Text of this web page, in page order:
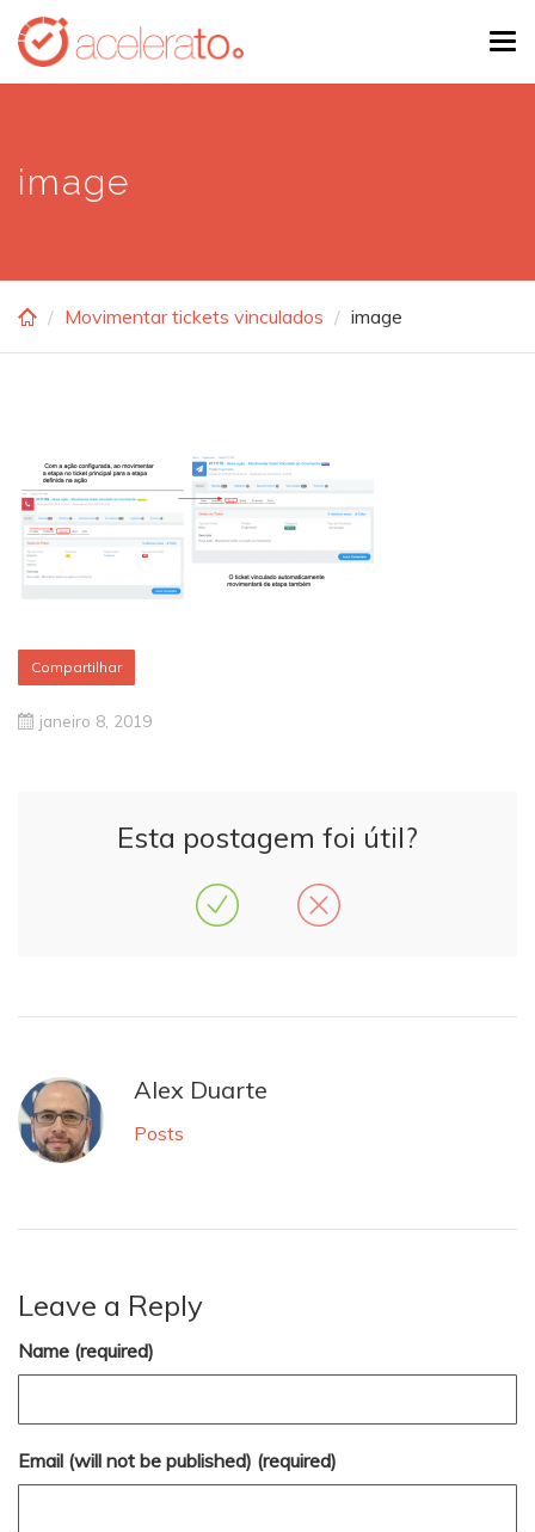
Skip
main
image
Movimentar tickets vinculados image
Compartilhar
janeiro 8, 2019
Esta postagem foi útil?
Alex Duarte
Posts
Leave a Reply
Name (required)
Email (will not be published) (required)